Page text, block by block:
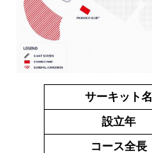
サーキット名
設立年
コース全長